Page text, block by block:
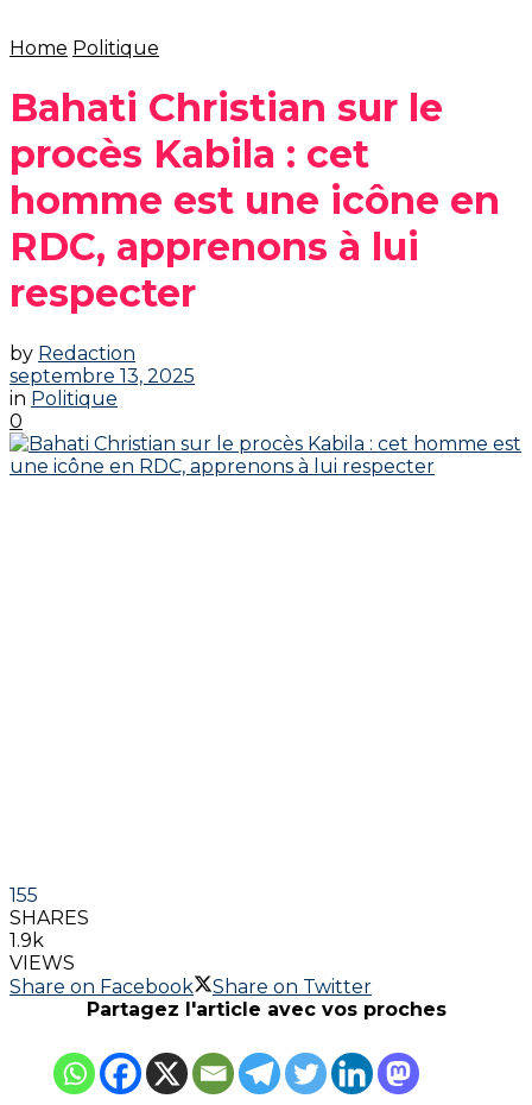
Home Politique
Bahati Christian sur le
procès Kabila : cet
homme est une icône en
RDC, apprenons à lui
respecter
by Redaction
septembre 13, 2025
in Politique
0
155
SHARES
1.9k
VIEWS
Share on Facebook
Share on Twitter
Partagez l'article avec vos proches